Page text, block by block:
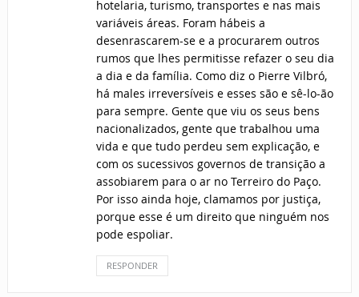
hotelaria, turismo, transportes e nas mais
variáveis áreas. Foram hábeis a
desenrascarem-se e a procurarem outros
rumos que lhes permitisse refazer o seu dia
a dia e da família. Como diz o Pierre Vilbró,
há males irreversíveis e esses são e sê-lo-ão
para sempre. Gente que viu os seus bens
nacionalizados, gente que trabalhou uma
vida e que tudo perdeu sem explicação, e
com os sucessivos governos de transição a
assobiarem para o ar no Terreiro do Paço.
Por isso ainda hoje, clamamos por justiça,
porque esse é um direito que ninguém nos
pode espoliar.
RESPONDER